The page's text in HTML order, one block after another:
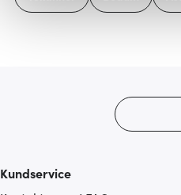
Vi använder cookies för att
Kundservice